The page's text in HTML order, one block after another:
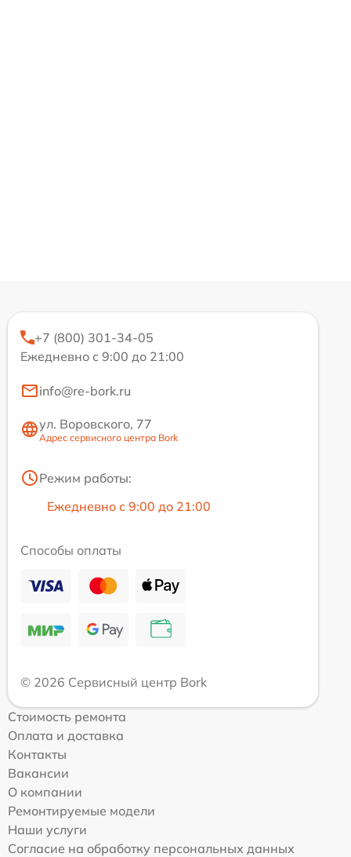
+7 (800) 301-34-05
Ежедневно с 9:00 до 21:00
info@re-bork.ru
ул. Воровского, 77
Адрес сервисного центра Bork
Режим работы:
Ежедневно с 9:00 до 21:00
Способы оплаты
© 2026 Сервисный центр Bork
Стоимость ремонта
Оплата и доставка
Контакты
Вакансии
О компании
Ремонтируемые модели
Наши услуги
Согласие на обработку персональных данных